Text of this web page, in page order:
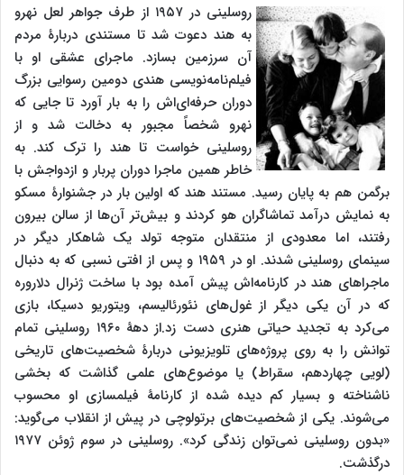
روسلینی در ۱۹۵۷ از طرف جواهر لعل نهرو
به هند دعوت شد تا مستندی دربارۀ مردم
آن سرزمین بسازد. ماجرای عشقی او با
فیلم‌نامه‌نویسی هندی دومین رسوایی بزرگ
دوران حرفه‌ای‌اش را به بار آورد تا جایی که
نهرو شخصاً مجبور به دخالت شد و از
روسلینی خواست تا هند را ترک کند. به
خاطر همین ماجرا دوران پربار و ازدواجش با
برگمن هم به پایان رسید. مستند هند که اولین بار در جشنوارۀ مسکو
به نمایش درآمد تماشاگران هو کردند و بیش‌تر آن‌ها از سالن بیرون
رفتند، اما معدودی از منتقدان متوجه تولد یک شاهکار دیگر در
سینمای روسلینی شدند. او در ۱۹۵۹ و پس از افتی نسبی که به دنبال
ماجراهای هند در کارنامه‌اش پیش آمده بود با ساخت ژنرال دلاروره
که در آن یکی دیگر از غول‌های نئورئالیسم، ویتوریو دسیکا، بازی
می‌کرد به تجدید حیاتی هنری دست زد.از دهۀ ۱۹۶۰ روسلینی تمام
توانش را به روی پروژه‌های تلویزیونی دربارۀ شخصیت‌های تاریخی
(لویی چهاردهم، سقراط) یا موضوع‌های علمی گذاشت که بخشی
ناشناخته و بسیار کم دیده شده از کارنامۀ فیلمسازی او محسوب
می‌شوند. یکی از شخصیت‌های برتولوچی در پیش از انقلاب می‌گوید:
«بدون روسلینی نمی‌توان زندگی کرد». روسلینی در سوم ژوئن ۱۹۷۷
درگذشت.